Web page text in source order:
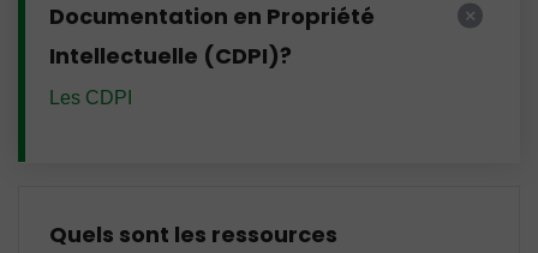
Documentation en Propriété
Intellectuelle (CDPI)?
Les CDPI
Quels sont les ressources